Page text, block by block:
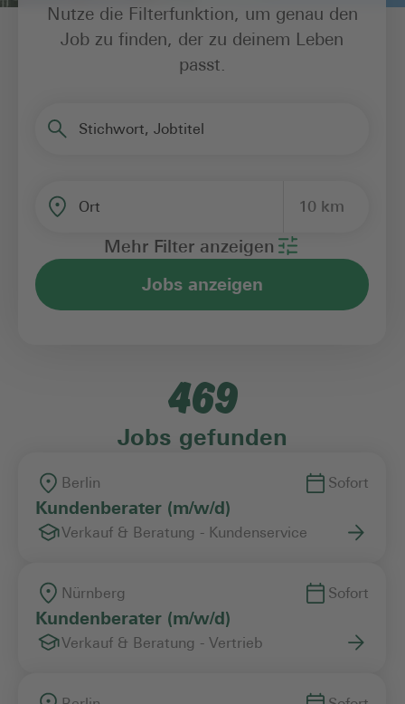
Nutze die Filterfunktion, um genau den
Job zu finden, der zu deinem Leben
passt.
Stichwort, Jobtitel
Ort 10 km
Vertragsart
Mehr Filter anzeigen
Jobs anzeigen
469
Jobs gefunden
Berlin Sofort
Kundenberater (m/w/d)
Verkauf & Beratung - Kundenservice
Nürnberg Sofort
Kundenberater (m/w/d)
Verkauf & Beratung - Vertrieb